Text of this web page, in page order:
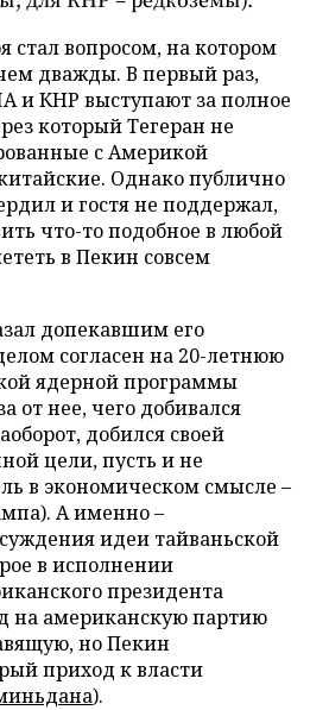
стал вопросом, на котором
дважды. В первый раз,
и КНР выступают за полное
который Тегеран не
с Америкой
Однако публично
и гостя не поддержал,
что-то подобное в любой
в Пекин совсем
допекавшим его
согласен на 20-летнюю
ядерной программы
от нее, чего добивался
добился своей
цели, пусть и не
в экономическом смысле –
А именно –
идеи тайваньской
в исполнении
президента
на американскую партию
но Пекин
приход к власти
).